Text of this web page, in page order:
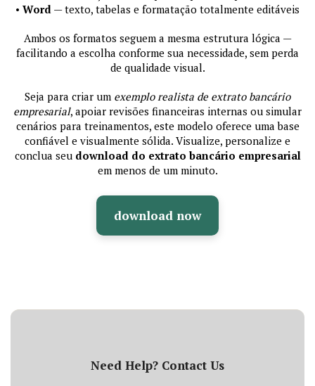
• Word — texto, tabelas e formatação totalmente editáveis
Ambos os formatos seguem a mesma estrutura lógica —
facilitando a escolha conforme sua necessidade, sem perda
de qualidade visual.
Seja para criar um exemplo realista de extrato bancário
empresarial, apoiar revisões financeiras internas ou simular
cenários para treinamentos, este modelo oferece uma base
confiável e visualmente sólida. Visualize, personalize e
conclua seu download do extrato bancário empresarial
em menos de um minuto.
download now
Need Help? Contact Us